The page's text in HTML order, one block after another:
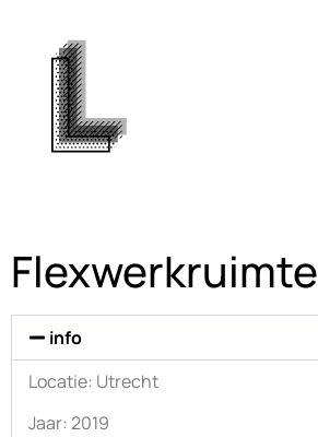
Flexwerkruimte
info
Locatie: Utrecht
Jaar: 2019